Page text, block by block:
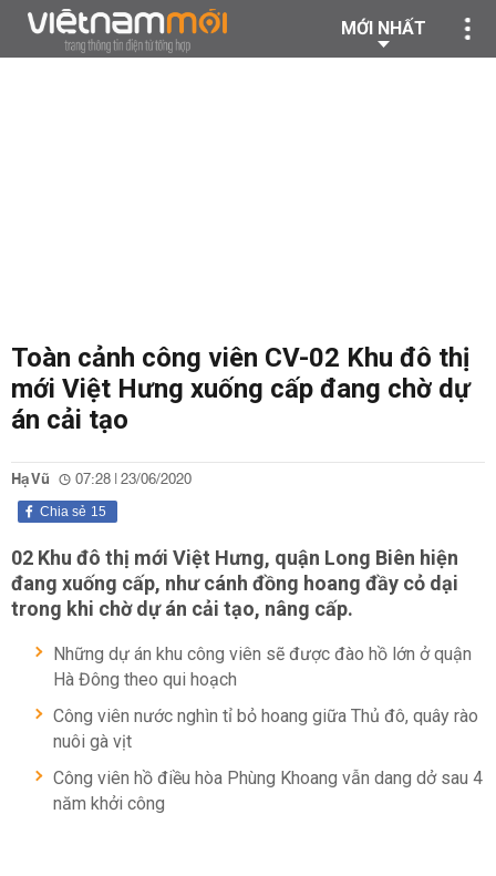
MỚI NHẤT
Toàn cảnh công viên CV-02 Khu đô thị
mới Việt Hưng xuống cấp đang chờ dự
án cải tạo
Hạ Vũ 07:28 | 23/06/2020
15
Chia sẻ
02 Khu đô thị mới Việt Hưng, quận Long Biên hiện
đang xuống cấp, như cánh đồng hoang đầy cỏ dại
trong khi chờ dự án cải tạo, nâng cấp.
Những dự án khu công viên sẽ được đào hồ lớn ở quận
Hà Đông theo qui hoạch
Công viên nước nghìn tỉ bỏ hoang giữa Thủ đô, quây rào
nuôi gà vịt
Công viên hồ điều hòa Phùng Khoang vẫn dang dở sau 4
năm khởi công